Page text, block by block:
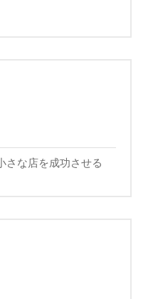
な店を成功させる